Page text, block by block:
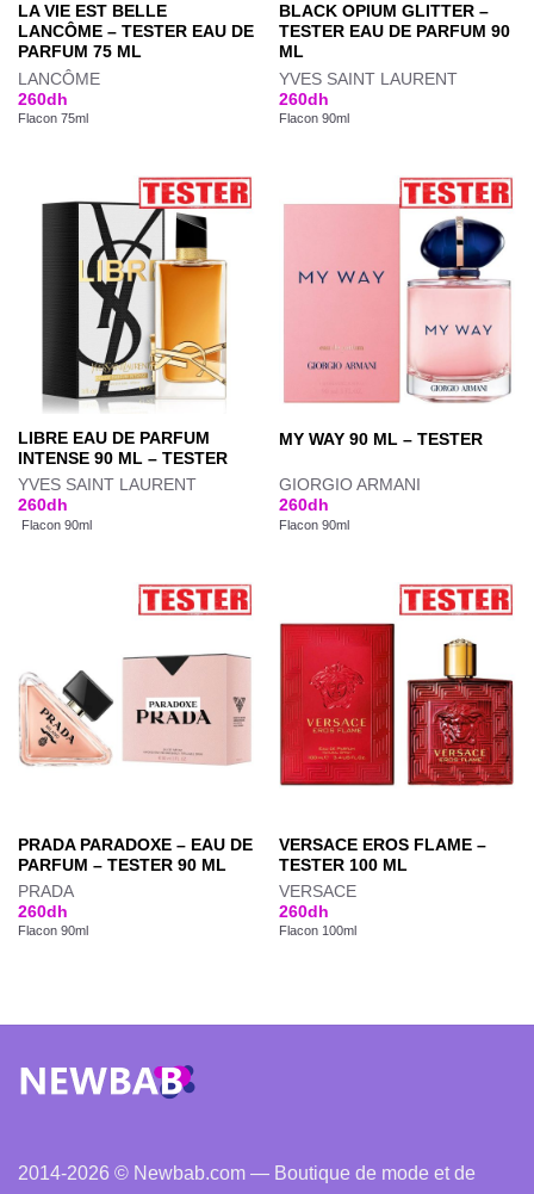
LA VIE EST BELLE
LANCÔME – TESTER EAU DE
PARFUM 75 ML
LANCÔME
260dh
Flacon 75ml
BLACK OPIUM GLITTER –
TESTER EAU DE PARFUM 90
ML
YVES SAINT LAURENT
260dh
Flacon 90ml
LIBRE EAU DE PARFUM
INTENSE 90 ML – TESTER
YVES SAINT LAURENT
260dh
Flacon 90ml
MY WAY 90 ML – TESTER
GIORGIO ARMANI
260dh
Flacon 90ml
PRADA PARADOXE – EAU DE
PARFUM – TESTER 90 ML
PRADA
260dh
Flacon 90ml
VERSACE EROS FLAME –
TESTER 100 ML
VERSACE
260dh
Flacon 100ml
2014-2026 © Newbab.com — Boutique de mode et de